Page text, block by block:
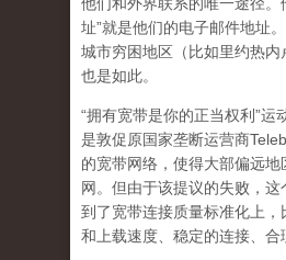
址”就是他们的电子邮件地址
城市穷困地区（比如里约热内
也是如此。
“拥有宽带是你的正当权利”运
是敦促原国家垄断运营商
的宽带网络，使得大部偏远地
网。但由于该提议的失败，
到了宽带连接质量标准化上，
和上载速度、稳定的连接、合